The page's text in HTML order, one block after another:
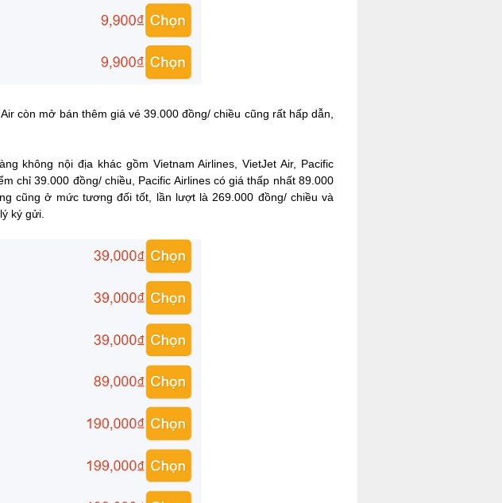
còn mở bán thêm giá vé 39.000 đồng/ chiều cũng rất hấp dẫn,
không nội địa khác gồm Vietnam Airlines, VietJet Air, Pacific
chỉ 39.000 đồng/ chiều, Pacific Airlines có giá thấp nhất 89.000
cũng ở mức tương đối tốt, lần lượt là 269.000 đồng/ chiều và
ký gửi.